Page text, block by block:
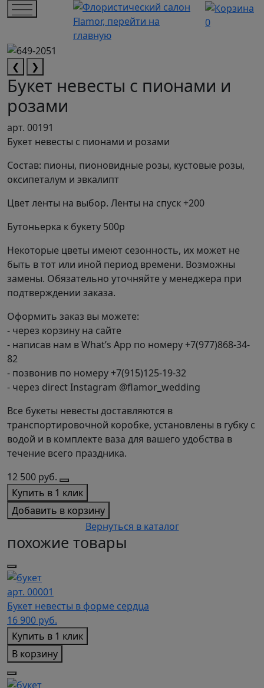
0
❮ ❯
Букет невесты с пионами и
розами
арт. 00191
Букет невесты с пионами и розами
Состав: пионы, пионовидные розы, кустовые розы,
оксипеталум и эвкалипт
Цвет ленты на выбор. Ленты на спуск +200
Бутоньерка к букету 500р
Некоторые цветы имеют сезонность, их может не
быть в тот или иной период времени. Возможны
замены. Обязательно уточняйте у менеджера при
подтверждении заказа.
Оформить заказ вы можете:
- через корзину на сайте
- написав нам в What’s App по номеру +7(977)868-34-
82
- позвонив по номеру +7(915)125-19-32
- через direct Instagram @flamor_wedding
Все букеты невесты доставляются в
транспортировочной коробке, установлены в губку с
водой и в комплекте ваза для вашего удобства в
течение всего праздника.
12 500 руб.
Купить в 1 клик
Добавить в корзину
Вернуться в каталог
похожие товары
арт. 00001
Букет невесты в форме сердца
16 900 руб.
Купить в 1 клик
В корзину